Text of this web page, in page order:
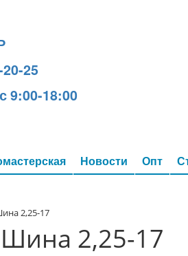
25
9:00-18:00
Новости Опт
2,25-17
Шина 2,25-17